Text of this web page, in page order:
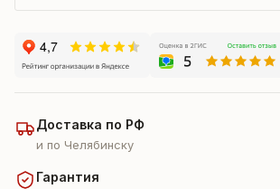
Доставка по РФ
и по Челябинску
Гарантия